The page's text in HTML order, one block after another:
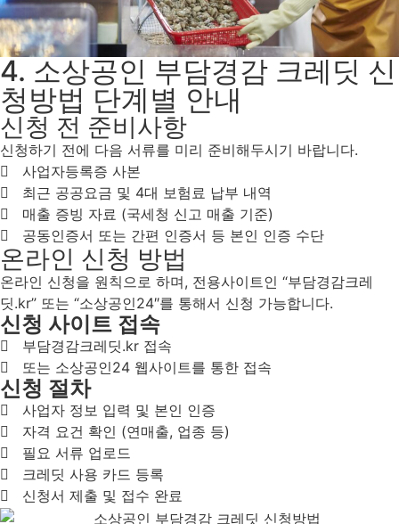
4. 소상공인 부담경감 크레딧 신
청방법 단계별 안내
신청 전 준비사항
신청하기 전에 다음 서류를 미리 준비해두시기 바랍니다.
사업자등록증 사본
최근 공공요금 및 4대 보험료 납부 내역
매출 증빙 자료 (국세청 신고 매출 기준)
공동인증서 또는 간편 인증서 등 본인 인증 수단
온라인 신청 방법
온라인 신청을 원칙으로 하며, 전용사이트인 “부담경감크레
딧.kr” 또는 “소상공인24″를 통해서 신청 가능합니다.
신청 사이트 접속
부담경감크레딧.kr 접속
또는 소상공인24 웹사이트를 통한 접속
신청 절차
사업자 정보 입력 및 본인 인증
자격 요건 확인 (연매출, 업종 등)
필요 서류 업로드
크레딧 사용 카드 등록
신청서 제출 및 접수 완료